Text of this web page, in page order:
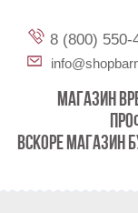
8 (800) 550-
МАГАЗИН
ВСКОРЕ МАГАЗИН